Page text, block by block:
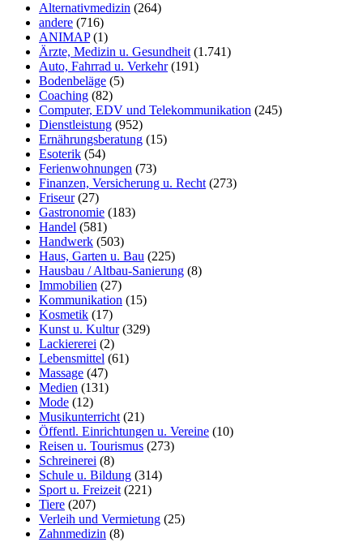
Alternativmedizin (264)
andere (716)
ANIMAP(1)
Ärzte, Medizin u. Gesundheit (1.741)
Auto, Fahrrad u. Verkehr(191)
Bodenbeläge (5)
Coaching (82)
Computer, EDV und Telekommunikation (245)
Dienstleistung (952)
Ernährungsberatung (15)
Esoterik (54)
Ferienwohnungen (73)
Finanzen, Versicherung u. Recht (273)
Friseur(27)
Gastronomie (183)
Handel (581)
Handwerk (503)
Haus, Garten u. Bau (225)
Hausbau / Altbau-Sanierung (8)
Immobilien (27)
Kommunikation (15)
Kosmetik (17)
Kunst u. Kultur(329)
Lackiererei (2)
Lebensmittel (61)
Massage (47)
Medien (131)
Mode (12)
Musikunterricht (21)
Öffentl. Einrichtungen u. Vereine (10)
Reisen u. Tourismus (273)
Schreinerei (8)
Schule u. Bildung (314)
Sport u. Freizeit (221)
Tiere (207)
Verleih und Vermietung (25)
Zahnmedizin (8)